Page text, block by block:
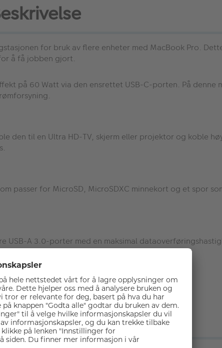
for bruk av flere enheter med MacBook Pro.
å få jobben gjort.
på 60 Watt via den ensrettet USB-C-porten. På denne
den til en Ultra HD-TV, skjerm eller projektor og koble
passer for MicroSD, MicroSDXC minnekort og et spor
USB-A 3.0-porter med en maksimal